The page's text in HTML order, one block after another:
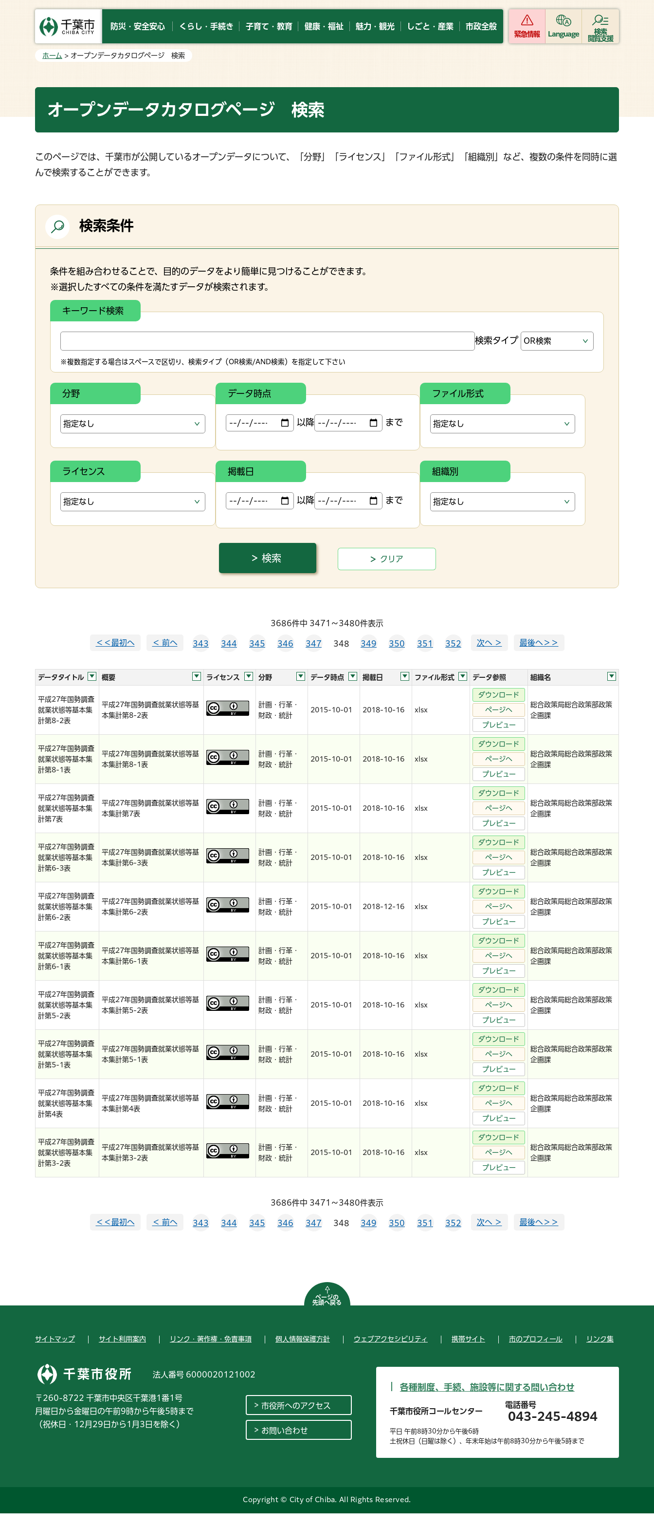
防災・安全安心 くらし・手続き 子育て・教育 健康・福祉 魅力・観光 しごと・産業 市政全般
緊急情報 Language
検索
閲覧支援
ホーム > オープンデータカタログページ 検索
オープンデータカタログページ 検索
このページでは、千葉市が公開しているオープンデータについて、「分野」「ライセンス」「ファイル形式」「組織別」など、複数の条件を同時に選
んで検索することができます。
検索条件
条件を組み合わせることで、目的のデータをより簡単に見つけることができます。
※選択したすべての条件を満たすデータが検索されます。
キーワード検索
検索タイプ
※複数指定する場合はスペースで区切り、検索タイプ（OR検索/AND検索）を指定して下さい
分野 データ時点
以降 まで
ファイル形式
ライセンス 掲載日
以降 まで
組織別
3686件中 3471～3480件表示
＜＜最初へ ＜ 前へ 343 344 345 346 347 348 349 350 351 352 次へ ＞ 最後へ＞＞
データタイトル 概要 ライセンス 分野 データ時点 掲載日 ファイル形式 データ参照 組織名
平成27年国勢調査
就業状態等基本集
計第8-2表
平成27年国勢調査就業状態等基
本集計第8-2表
計画・行革・
財政・統計
2015-10-01 2018-10-16 xlsx
ダウンロード
ページへ
プレビュー
総合政策局総合政策部政策
企画課
平成27年国勢調査
就業状態等基本集
計第8-1表
平成27年国勢調査就業状態等基
本集計第8-1表
計画・行革・
財政・統計
2015-10-01 2018-10-16 xlsx
ダウンロード
ページへ
プレビュー
総合政策局総合政策部政策
企画課
平成27年国勢調査
就業状態等基本集
計第7表
平成27年国勢調査就業状態等基
本集計第7表
計画・行革・
財政・統計
2015-10-01 2018-10-16 xlsx
ダウンロード
ページへ
プレビュー
総合政策局総合政策部政策
企画課
平成27年国勢調査
就業状態等基本集
計第6-3表
平成27年国勢調査就業状態等基
本集計第6-3表
計画・行革・
財政・統計
2015-10-01 2018-10-16 xlsx
ダウンロード
ページへ
プレビュー
総合政策局総合政策部政策
企画課
平成27年国勢調査
就業状態等基本集
計第6-2表
平成27年国勢調査就業状態等基
本集計第6-2表
計画・行革・
財政・統計
2015-10-01 2018-12-16 xlsx
ダウンロード
ページへ
プレビュー
総合政策局総合政策部政策
企画課
平成27年国勢調査
就業状態等基本集
計第6-1表
平成27年国勢調査就業状態等基
本集計第6-1表
計画・行革・
財政・統計
2015-10-01 2018-10-16 xlsx
ダウンロード
ページへ
プレビュー
総合政策局総合政策部政策
企画課
平成27年国勢調査
就業状態等基本集
計第5-2表
平成27年国勢調査就業状態等基
本集計第5-2表
計画・行革・
財政・統計
2015-10-01 2018-10-16 xlsx
ダウンロード
ページへ
プレビュー
総合政策局総合政策部政策
企画課
平成27年国勢調査
就業状態等基本集
計第5-1表
平成27年国勢調査就業状態等基
本集計第5-1表
計画・行革・
財政・統計
2015-10-01 2018-10-16 xlsx
ダウンロード
ページへ
プレビュー
総合政策局総合政策部政策
企画課
平成27年国勢調査
就業状態等基本集
計第4表
平成27年国勢調査就業状態等基
本集計第4表
計画・行革・
財政・統計
2015-10-01 2018-10-16 xlsx
ダウンロード
ページへ
プレビュー
総合政策局総合政策部政策
企画課
平成27年国勢調査
就業状態等基本集
計第3-2表
平成27年国勢調査就業状態等基
本集計第3-2表
計画・行革・
財政・統計
2015-10-01 2018-10-16 xlsx
ダウンロード
ページへ
プレビュー
総合政策局総合政策部政策
企画課
3686件中 3471～3480件表示
＜＜最初へ ＜ 前へ 343 344 345 346 347 348 349 350 351 352 次へ ＞ 最後へ＞＞
ページの
先頭へ戻る
サイトマップ サイト利用案内 リンク・著作権・免責事項 個人情報保護方針 ウェブアクセシビリティ 携帯サイト 市のプロフィール リンク集
千葉市役所 法人番号 6000020121002
〒260-8722 千葉市中央区千葉港1番1号
月曜日から金曜日の午前9時から午後5時まで
（祝休日・12月29日から1月3日を除く）
市役所へのアクセス
お問い合わせ
各種制度、手続、施設等に関する問い合わせ
千葉市役所コールセンター
電話番号
043-245-4894
平日 午前8時30分から午後6時
土祝休日（日曜は除く）、年末年始は午前8時30分から午後5時まで
Copyright © City of Chiba. All Rights Reserved.